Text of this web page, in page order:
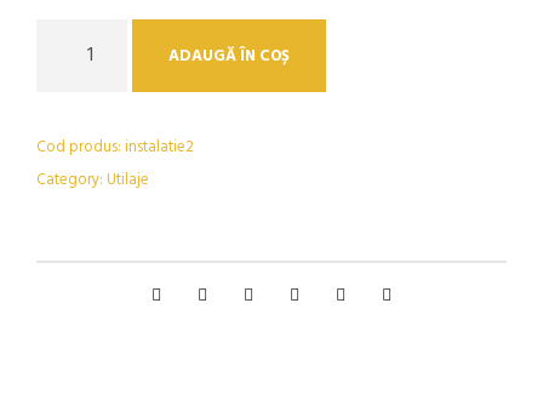
i
t
ADAUGĂ ÎN COȘ
Cod produs:instalatie2
Category:Utilaje